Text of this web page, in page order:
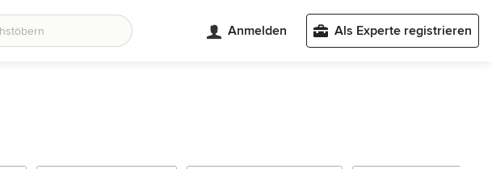
Anmelden Als Experte registrieren